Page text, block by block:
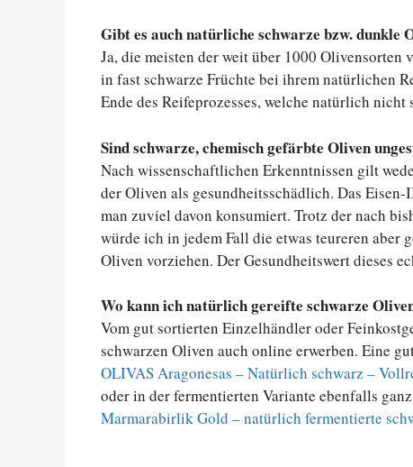
Gibt es auch natürliche schwarze bzw. dunkle
Ja, die meisten der weit über 1000
in fast schwarze Früchte bei ihrem natürlichen
Ende des Reifeprozesses, welche natürlich
Sind schwarze, chemisch gefärbte Oliven
Nach wissenschaftlichen Erkenntnissen gilt
der Oliven als gesundheitsschädlich. Das
man zuviel davon konsumiert. Trotz der nach
würde ich in jedem Fall die etwas teureren
Oliven vorziehen. Der Gesundheitswert dieses
Wo kann ich natürlich gereifte schwarze
Vom gut sortierten Einzelhändler oder
schwarzen Oliven auch online erwerben. Eine
OLIVAS Aragonesas – Natürlich schwarz –
oder in der fermentierten Variante ebenfalls
Marmarabirlik Gold – natürlich fermentierte